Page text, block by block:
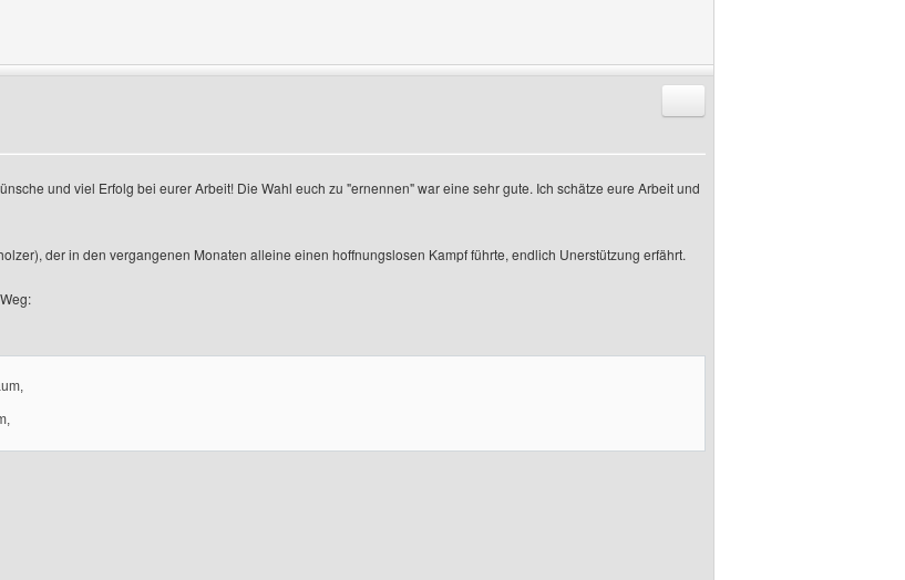
kreativebilderecke
und viel Erfolg bei eurer Arbeit! Die Wahl euch zu "ernennen" war eine sehr gute. Ich schätze eure Arbeit und
der in den vergangenen Monaten alleine einen hoffnungslosen Kampf führte, endlich Unerstützung erfährt.